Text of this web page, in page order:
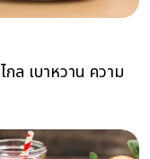
ล เบาหวาน ความ